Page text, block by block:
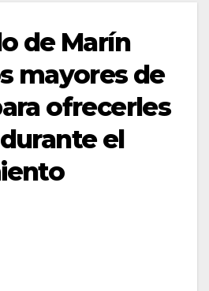
de Marín
mayores de
ofrecerles
el